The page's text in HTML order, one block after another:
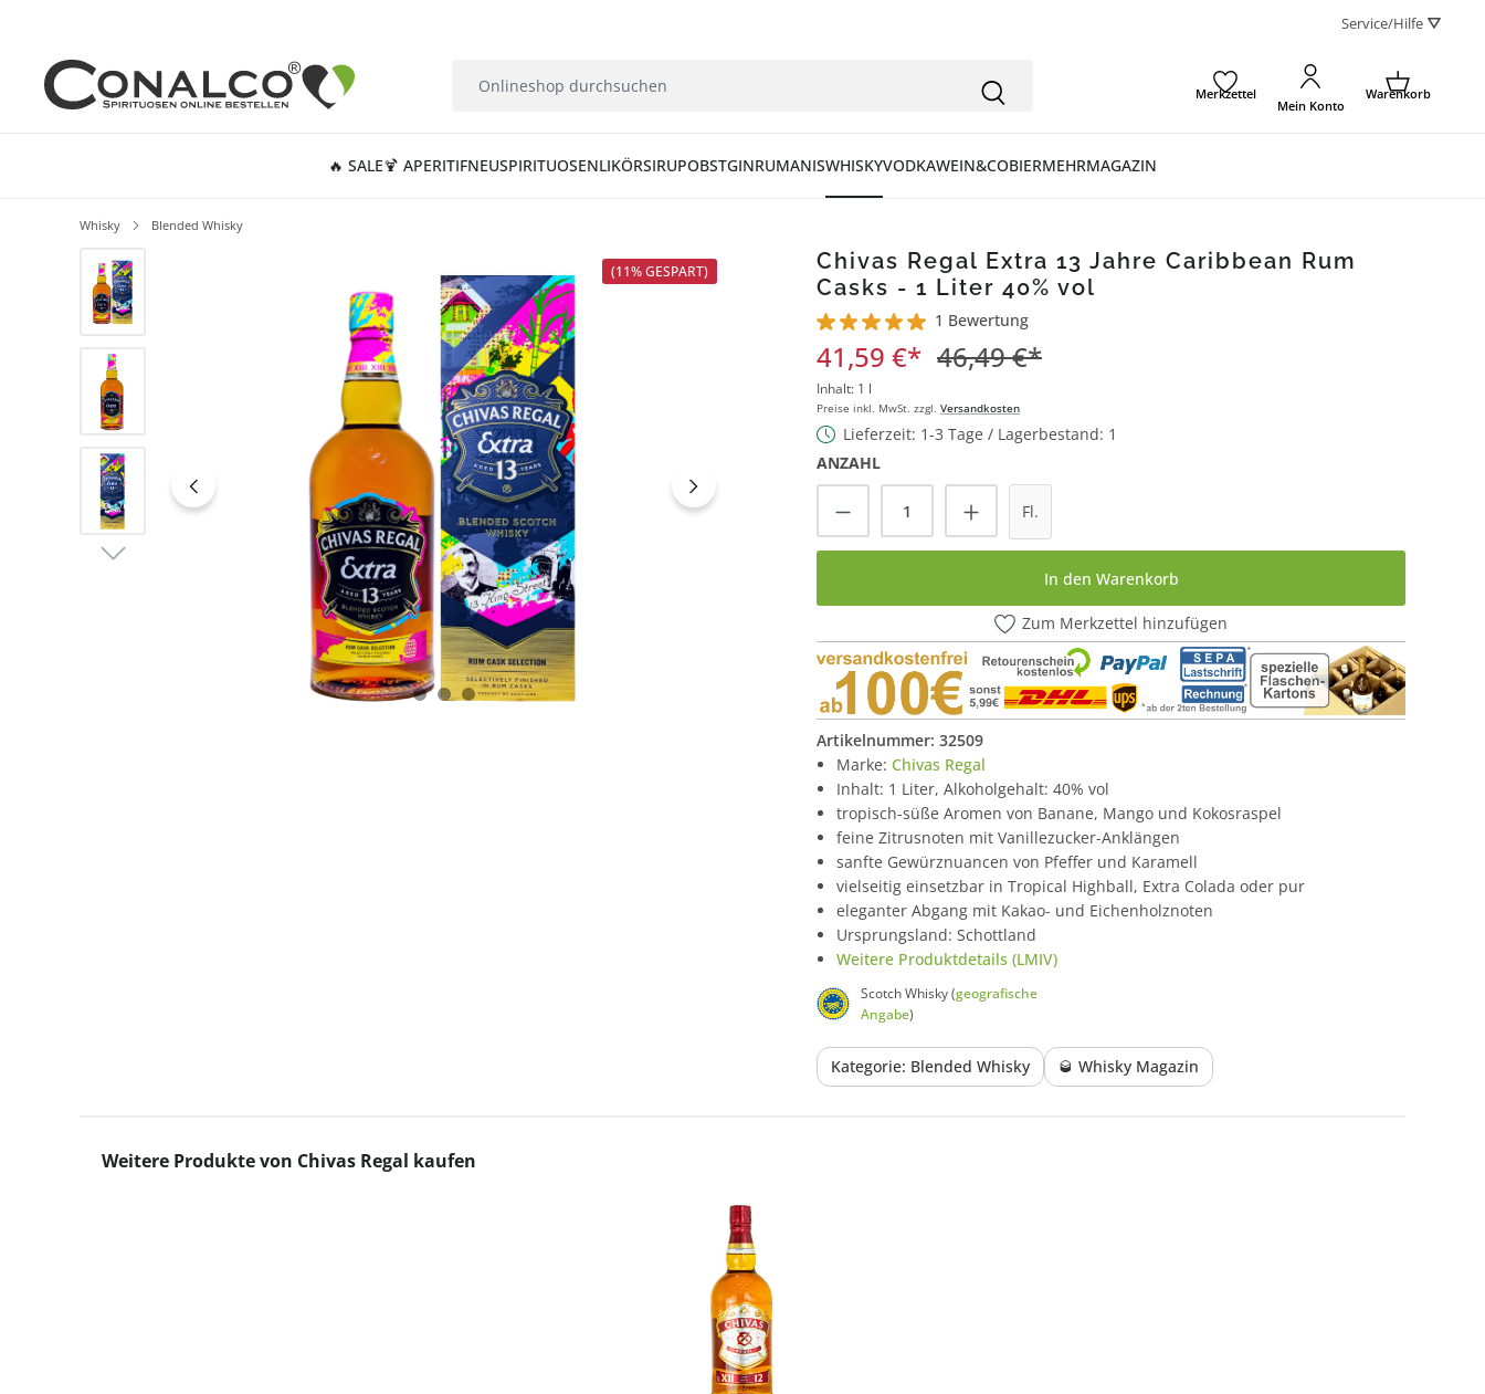
Service/Hilfe ⛛
Merkzettel
Mein Konto
Warenkorb
🔥 SALE🍹 APERITIFNEUSPIRITUOSENLIKÖRSIRUPOBSTGINRUMANISWHISKYVODKAWEIN&COBIERMEHRMAGAZIN
Whisky Blended Whisky
Bildergalerie überspringen
(11% GESPART)
Chivas Regal Extra 13 Jahre Caribbean Rum
Casks - 1 Liter 40% vol
Durchschnittliche Bewertung von 5 von 5 Sternen
1 Bewertung
41,59 €* 46,49 €*
Inhalt: 1 l
Preise inkl. MwSt. zzgl. Versandkosten
Lieferzeit: 1-3 Tage / Lagerbestand: 1
ANZAHL
Produkt Anzahl: Gib den gewünschten Wert ein
Fl.
In den Warenkorb
Zum Merkzettel hinzufügen
Artikelnummer: 32509
Marke: Chivas Regal
Inhalt: 1 Liter, Alkoholgehalt: 40% vol
tropisch-süße Aromen von Banane, Mango und Kokosraspel
feine Zitrusnoten mit Vanillezucker-Anklängen
sanfte Gewürznuancen von Pfeffer und Karamell
vielseitig einsetzbar in Tropical Highball, Extra Colada oder pur
eleganter Abgang mit Kakao- und Eichenholznoten
Ursprungsland: Schottland
Weitere Produktdetails (LMIV)
Scotch Whisky (geografische
Angabe)
Kategorie: Blended Whisky 🥃 Whisky Magazin
Produktgalerie überspringen
Weitere Produkte von Chivas Regal kaufen
In den Korb